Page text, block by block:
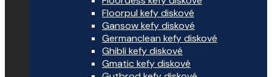
Floorpul kefy diskové
Gansow kefy diskové
Germanclean kefy diskové
Ghibli kefy diskové
Gmatic kefy diskové